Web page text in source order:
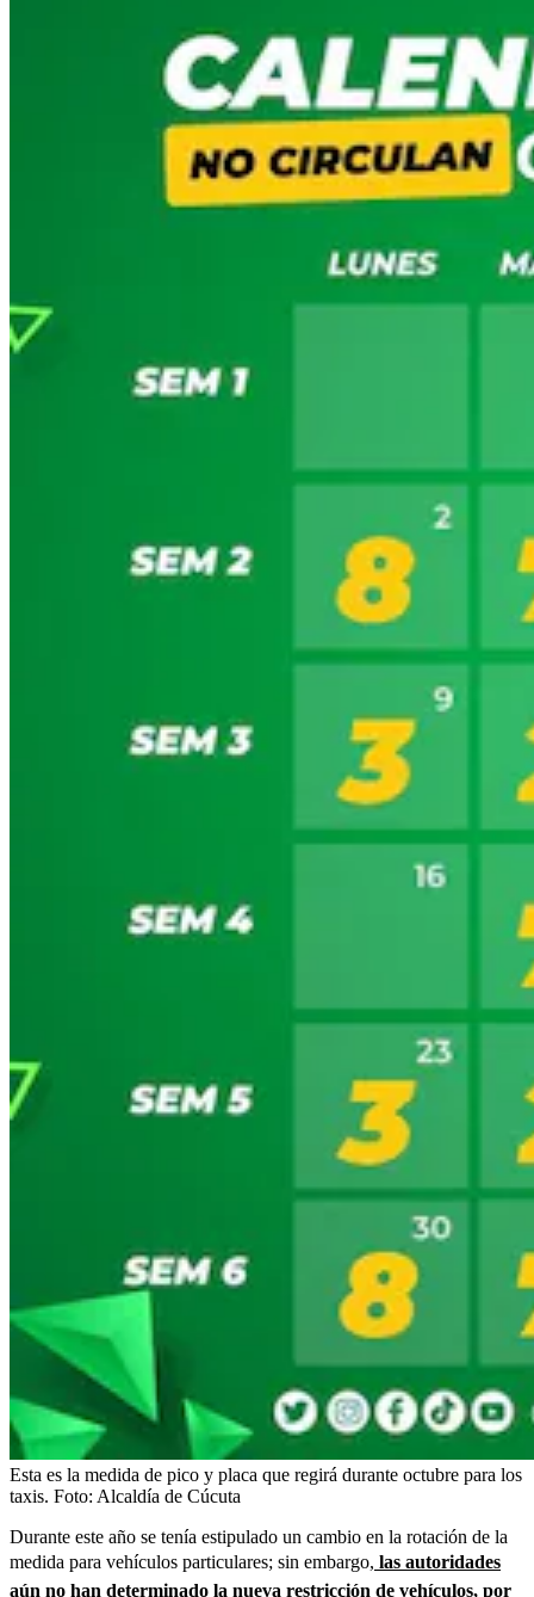
Esta es la medida de pico y placa que regirá durante octubre para los
taxis. Foto: Alcaldía de Cúcuta
Durante este año se tenía estipulado un cambio en la rotación de la
medida para vehículos particulares; sin embargo, las autoridades
aún no han determinado la nueva restricción de vehículos, por